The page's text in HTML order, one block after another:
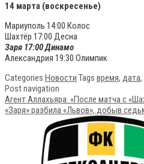
14 марта (воскресенье)
Мариуполь 14:00 Колос
Шахтёр 17:00 Десна
Заря 17:00 Динамо
Александрия 19:30 Олимпик
Categories Новости Tags время, дата,
Post navigation
Агент Аллахьяра: «После матча с
«Заря» разбила «Львов», добыв